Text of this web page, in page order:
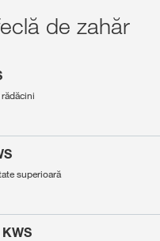
de zahăr
superioară